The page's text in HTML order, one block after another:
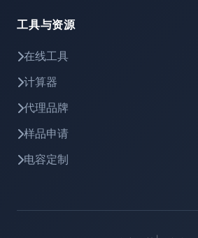
工具与资源
在线工具
计算器
代理品牌
样品申请
电容定制